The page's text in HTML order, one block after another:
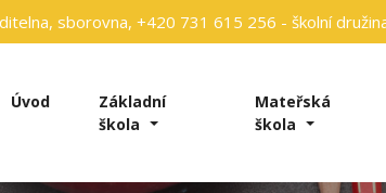
sborovna, +420 731 615 256 - školní
Úvod
Základní
škola
Mateřská
škola